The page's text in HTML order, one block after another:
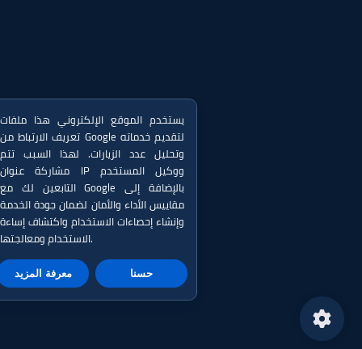
يستخدم الموقع الإلكتروني هذا ملفات
تعريف الارتباط من Google لتقديم خدماته
وتحليل عدد الزيارات. لهذا السبب تتم
مشاركة عنوان IP ووكيل المستخدم
التابعين لك مع Google بالإضافة إلى
مقاييس الأداء والأمان لضمان جودة الخدمة
وإنشاء إحصاءات الاستخدام واكتشاف إساءة
معرفة المزيد حسنا